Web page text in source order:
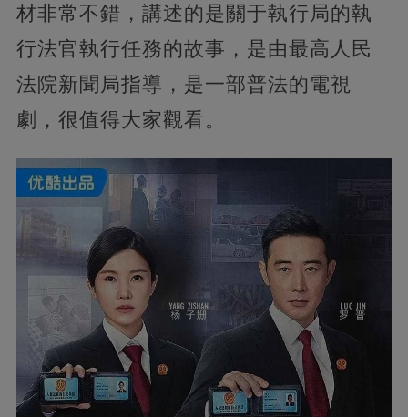
材非常不錯，講述的是關于執行局的執
行法官執行任務的故事，是由最高人民
法院新聞局指導，是一部普法的電視
劇，很值得大家觀看。